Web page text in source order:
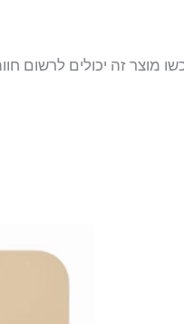
מוצר זה יכולים לרשום